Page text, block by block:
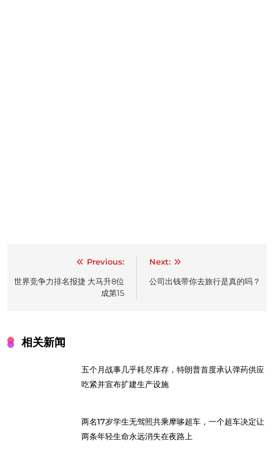
navigation
Previous:
世界竞争力排名报捷 大马升8位
成第15
Next:
公司出钱带你去旅行是真的吗？
相关新闻
五个月战事几乎耗尽库存，特朗普首度承认弹药供应
吃紧并宣布扩建生产设施
两名17岁学生无驾照共乘摩哆超车，一个超车决定让
两条年轻生命永远消失在夜路上